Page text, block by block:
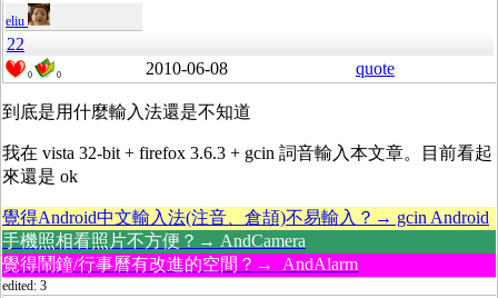
eliu
22
0 0 2010-06-08 quote
到底是用什麼輸入法還是不知道
我在 vista 32-bit + firefox 3.6.3 + gcin 詞音輸入本文章。目前看起
來還是 ok
覺得Android中文輸入法(注音、倉頡)不易輸入？→ gcin Android
手機照相看照片不方便？→ AndCamera
覺得鬧鐘/行事曆有改進的空間？→ AndAlarm
edited: 3